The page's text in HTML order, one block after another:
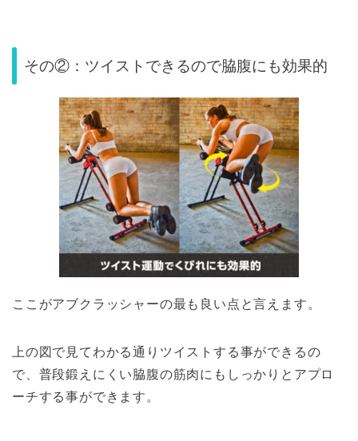
その②：ツイストできるので脇腹にも効果的
ここがアブクラッシャーの最も良い点と言えます。
上の図で見てわかる通りツイストする事ができるの
で、普段鍛えにくい脇腹の筋肉にもしっかりとアプロ
ーチする事ができます。